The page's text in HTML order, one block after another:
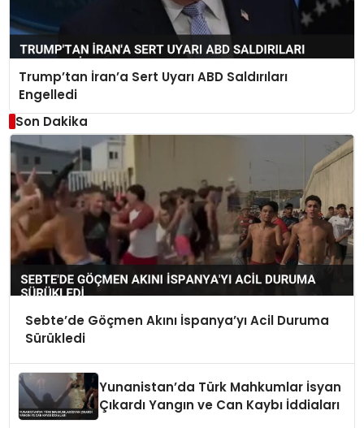
Trump’tan İran’a Sert Uyarı ABD Saldırıları
Engelledi
Son Dakika
Sebte’de Göçmen Akını İspanya’yı Acil Duruma
Sürükledi
Yunanistan’da Türk Mahkumlar İsyan
Çıkardı Yangın ve Can Kaybı İddiaları